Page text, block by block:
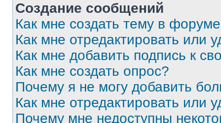
Создание сообщений
Как мне создать тему в
Как мне отредактировать или
Как мне добавить подпись к
Как мне создать опрос?
Почему я не могу добавить
Как мне отредактировать или
Почему мне недоступны